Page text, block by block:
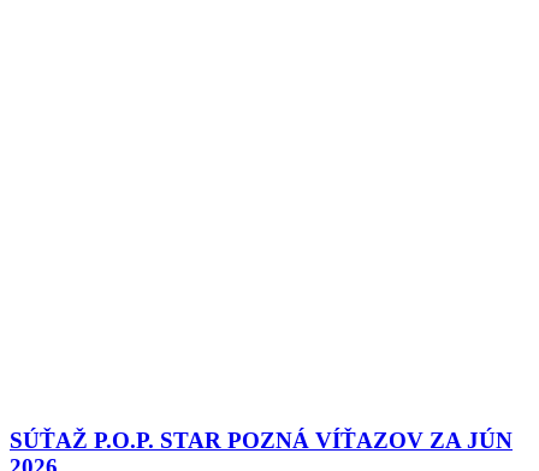
SÚŤAŽ P.O.P. STAR POZNÁ VÍŤAZOV ZA JÚN